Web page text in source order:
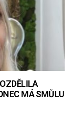
MÁ SMŮLU